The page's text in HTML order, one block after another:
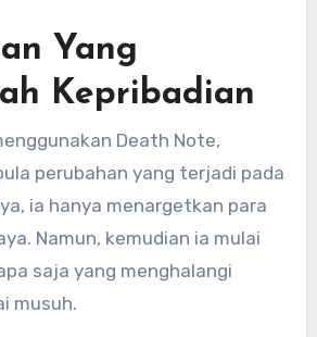
Yang
Kepribadian
Death Note,
perubahan yang terjadi pada
ia hanya menargetkan para
Namun, kemudian ia mulai
saja yang menghalangi
musuh.